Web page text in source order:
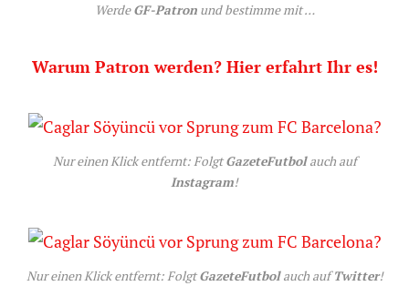
WerdeGF-Patronund bestimme mit …
Warum Patron werden? Hier erfahrt Ihr es!
Nur einen Klick entfernt: FolgtGazeteFutbolauch auf
Instagram!
Nur einen Klick entfernt: FolgtGazeteFutbolauch aufTwitter!